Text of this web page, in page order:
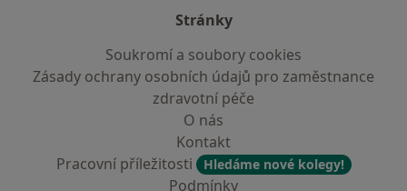
Stránky
Soukromí a soubory cookies
Zásady ochrany osobních údajů pro zaměstnance
zdravotní péče
O nás
Kontakt
Pracovní příležitosti
Hledáme nové kolegy!
Podmínky